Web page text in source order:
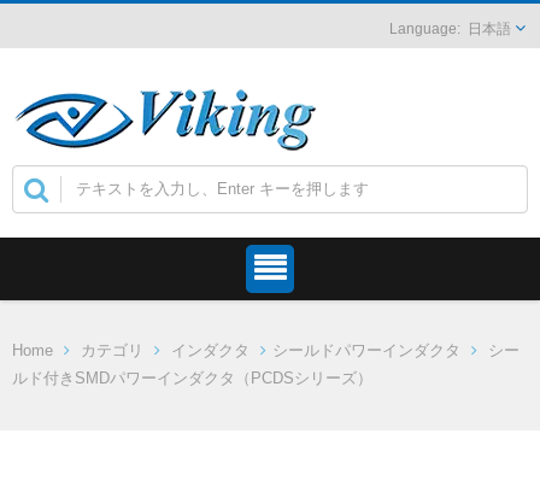
日本語
Home カテゴリ インダクタ シールドパワーインダクタ
シー
ルド付きSMDパワーインダクタ（PCDSシリーズ）